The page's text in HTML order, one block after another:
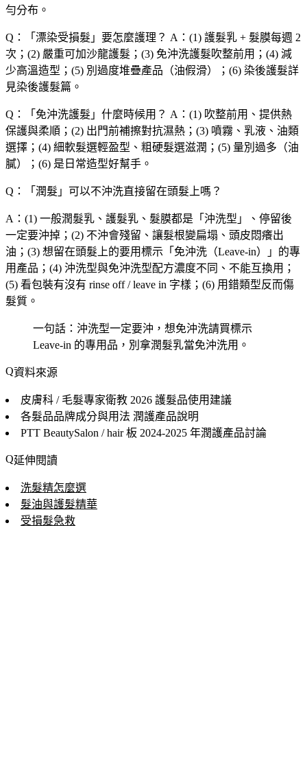
勻分布。
Q：「 漂染受損髮 」要怎麼護理？ A：(1) 護髮乳 + 髮膜每週 2
次；(2) 嚴重可加沙龍護髮；(3) 免沖洗護髮吹整前用；(4) 減
少高溫造型；(5) 別過度堆疊產品（油假滑）；(6) 染後護髮詳
見染後護髮篇。
Q：「 免沖洗護髮 」什麼時候用？ A：(1) 吹整前用、提供熱
保護與柔順；(2) 出門前補擦對抗濕熱；(3) 噴霧、乳液、油類
選擇；(4) 細軟髮選輕盈型、粗硬髮選滋潤；(5) 量別過多（油
膩）；(6) 是日常造型好幫手。
Q：「 潤髮 」可以不沖洗直接留在頭髮上嗎？
A：(1) 一般潤髮乳、護髮乳、髮膜都是「沖洗型」、停留後
一定要沖掉；(2) 不沖會殘留、讓髮根變扁塌、頭皮悶癢出
油；(3) 想留在頭髮上的要用標示「免沖洗（Leave-in）」的專
用產品；(4) 沖洗型與免沖洗型配方濃度不同、不能互換用；
(5) 看包裝有沒有 rinse off / leave in 字樣；(6) 用錯類型反而傷
髮質。
一句話：沖洗型一定要沖，想免沖洗請買標示
Leave-in 的專用品，別拿潤髮乳當免沖洗用。
資料來源
皮膚科 / 毛髮專家衛教 2026 護髮品使用建議
各髮品品牌成分與用法 潤護產品說明
PTT BeautySalon / hair 板 2024-2025 年潤護產品討論
延伸閱讀
洗髮精怎麼選
髮油與護髮精華
受損髮急救